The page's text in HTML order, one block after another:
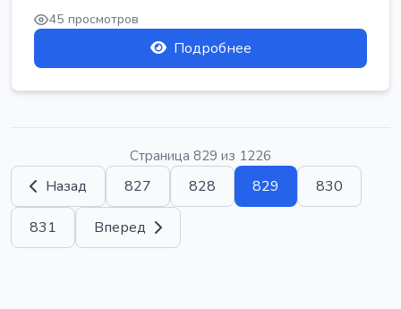
45 просмотров
Подробнее
Страница 829 из 1226
Назад 827 828 829 830
831 Вперед